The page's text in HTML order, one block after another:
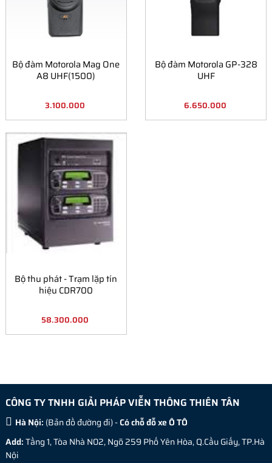
Bộ đàm Motorola Mag One
A8 UHF(1500)
3.100.000
Bộ đàm Motorola GP-328
UHF
6.650.000
Bộ thu phát - Trạm lặp tín
hiệu CDR700
58.300.000
CÔNG TY TNHH GIẢI PHÁP VIỄN THÔNG THIÊN TÂN
Hà Nội: (Bản đồ đường đi) -Có chỗ đỗ xe Ô TÔ
Add:Tầng 1, Tòa Nhà N02, Ngõ 259 Phố Yên Hòa, Q.Cầu Giấy, TP.Hà
Nội